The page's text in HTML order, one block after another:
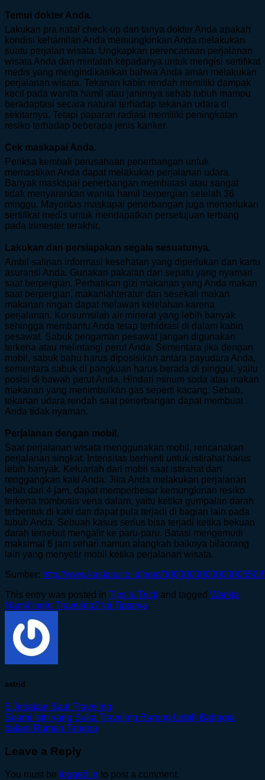
Temui dokter Anda.
Lakukan pra natal check-up dan tanya dokter Anda apakah
kondisi kehamilan Anda memungkinkan Anda melakukan
suatu perjalan wisata. Ungkapkan perencanaan perjalanan
wisata Anda dan mintalah kepadanya untuk mengisi sertifikat
medis yang mengindikasikan bahwa Anda aman melakukan
perjalanan wisata. Tekanan kabin rendah memiliki dampak
kecil pada wanita hamil atau janinnya sebab tubuh mampu
beradaptasi secara natural terhadap tekanan udara di
sekitarnya. Tetapi paparan radiasi memiliki peningkatan
resiko terhadap beberapa jenis kanker.
Cek maskapai Anda.
Periksa kembali perusahaan penerbangan untuk
memastikan Anda dapat melakukan perjalanan udara.
Banyak maskapai penerbangan membatasi atau sangat
tidak menyarankan wanita hamil berpergian setelah 36
minggu. Mayoritas maskapai penerbangan juga memerlukan
sertifikat medis untuk mendapatkan persetujuan terbang
pada trimester terakhir.
Lakukan dan persiapakan segala sesuatunya.
Ambil salinan informasi kesehatan yang diperlukan dan kartu
asuransi Anda. Gunakan pakaian dan sepatu yang nyaman
saat berpergian. Perhatikan gizi makanan yang Anda makan
saat berpergian, makanlahteratur dan sesekali makan
makanan ringan dapat melawan kelelahan karena
perjalanan. Konsumsilah air mineral yang lebih banyak
sehingga membantu Anda tetap terhidrasi di dalam kabin
pesawat. Sabuk pengaman pesawat jangan digunakan
terkena atau melintangi perut Anda. Sementara jika dengan
mobil, sabuk bahu harus diposisikan antara payudara Anda,
sementara sabuk di pangkuan harus berada di pinggul, yaitu
posisi di bawah perut Anda. Hindari minum soda atau makan
makanan yang menimbulkan gas seperti kacang. Sebab,
tekanan udara rendah saat penerbangan dapat membuat
Anda tidak nyaman.
Perjalanan dengan mobil.
Saat perjalanan wisata menggunakan mobil, rencanakan
perjalanan singkat. Intensitas berhenti untuk istirahat harus
lebih banyak. Keluarlah dari mobil saat istirahat dan
renggangkan kaki Anda. Jika Anda melakukan perjalanan
lebih dari 4 jam, dapat memperbesar kemungkinan resiko
terkena trombosis vena dalam, yaitu ketika gumpalan darah
terbentuk di kaki dan dapat pula terjadi di bagian lain pada
tubuh Anda. Sebuah kasus serius bisa terjadi ketika bekuan
darah tersebut mengalir ke paru-paru. Batasi mengemudi
maksimal 6 jam sehari namun alangkah baiknya bilaorang
lain yang menyetir mobil ketika perjalanan wisata.
Sumber: http://www.kaskus.co.id/post/
This entry was posted in Tips & Trick and tagged Wanita
Hamil Ingin Traveling? Ini Tipsnya.
astrid
5 Jebakan Saat Traveling
Suami Istri yang Suka Traveling Bareng Lebih Bahagia
dalam Rumah Tangga
Leave a Reply
You must be logged in to post a comment.